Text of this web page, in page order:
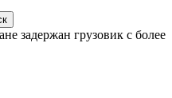
задержан грузовик с более